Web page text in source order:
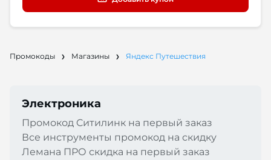
Промокоды Магазины Яндекс Путешествия
Электроника
Промокод Cитилинк на первый заказ
Все инструменты промокод на скидку
Лемана ПРО скидка на первый заказ